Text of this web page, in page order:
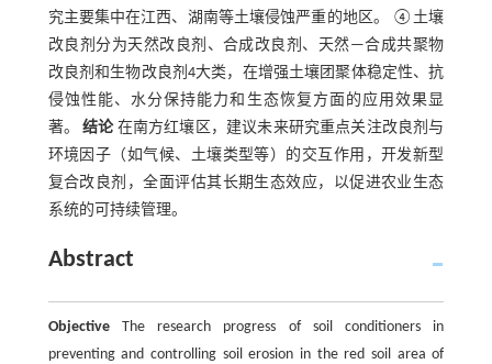
究主要集中在江西、湖南等土壤侵蚀严重的地区。 ④土壤
改良剂分为天然改良剂、合成改良剂、天然—合成共聚物
改良剂和生物改良剂4大类，在增强土壤团聚体稳定性、抗
侵蚀性能、水分保持能力和生态恢复方面的应用效果显
著。结论在南方红壤区，建议未来研究重点关注改良剂与
环境因子（如气候、土壤类型等）的交互作用，开发新型
复合改良剂，全面评估其长期生态效应，以促进农业生态
系统的可持续管理。
Abstract
ObjectiveThe research progress of soil conditioners in
preventing and controlling soil erosion in the red soil area of